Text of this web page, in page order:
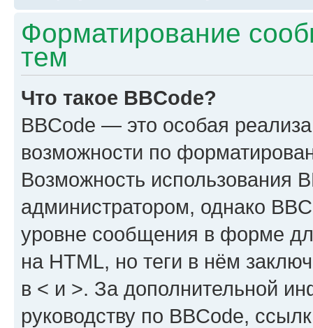
Форматирование
тем
Что такое BBCode?
BBCode — это особая
возможности по
Возможность использования
администратором, однако
уровне сообщения в форме
на HTML, но теги в нём
в < и >. За дополнительной
руководству по BBCode,